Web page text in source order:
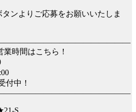
タンよりご応募をお願いいたしま
時間はこちら！
付中！
S